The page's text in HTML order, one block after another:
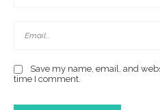
Save my name, email, and
time I comment.